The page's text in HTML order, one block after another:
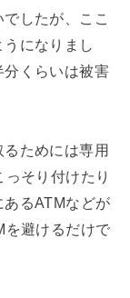
したが、ここ
になりまし
分くらいは被害
ためには専用
そり付けたり
るATMなどが
を避けるだけで